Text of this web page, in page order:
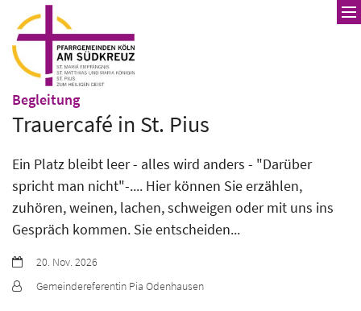
Zum Inhalt springen
Begleitung:
Trauercafé in St. Pius
Ein Platz bleibt leer - alles wird anders - "Darüber
spricht man nicht"-.... Hier können Sie erzählen,
zuhören, weinen, lachen, schweigen oder mit uns ins
Gespräch kommen. Sie entscheiden...
Datum:20. Nov. 2026
Von:
Gemeindereferentin Pia Odenhausen